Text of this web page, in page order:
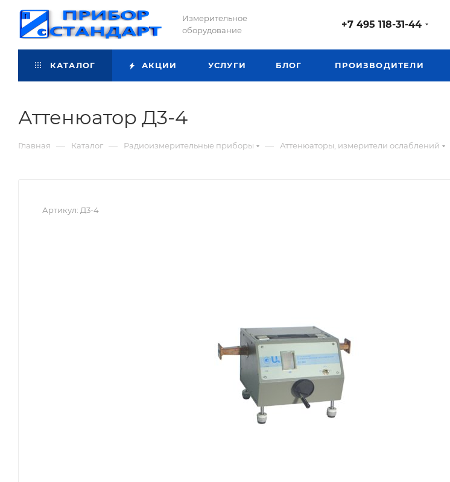
Измерительное
оборудование
+7 495 118-31-44
КАТАЛОГ АКЦИИ УСЛУГИ БЛОГ ПРОИЗВОДИТЕЛИ
Аттенюатор Д3-4
Главная — Каталог — Радиоизмерительные приборы — Аттенюаторы, измерители ослаблений
Артикул: Д3-4